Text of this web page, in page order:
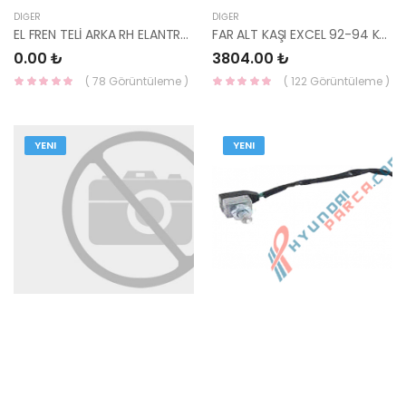
DIĞER
EL FREN TELİ ARKA RH ELANTRA 01-04 DİSK KORE 59770-2D310-
0.00 ₺
( 78 Görüntüleme )
DIĞER
FAR ALT KAŞI EXCEL 92-94 KORE 86370-24300-HMC
3804.00 ₺
( 122 Görüntüleme )
YENI YENI